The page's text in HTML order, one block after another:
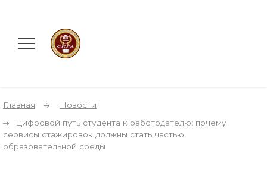
Главная
Новости
Цифровой путь студента к работодателю: почему
сервисы стажировок должны стать частью
образовательной среды